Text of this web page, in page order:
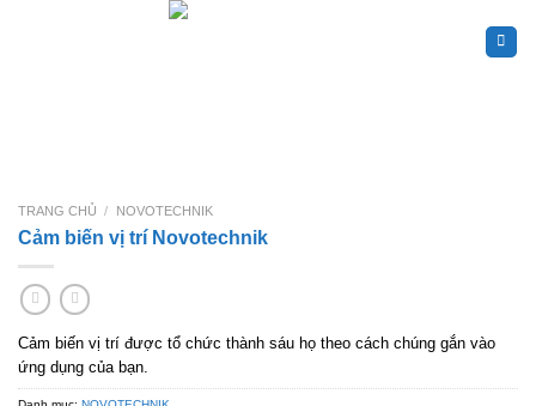
TRANG CHỦ / NOVOTECHNIK
Cảm biến vị trí Novotechnik
Cảm biến vị trí được tổ chức thành sáu họ theo cách chúng gắn vào
ứng dụng của bạn.